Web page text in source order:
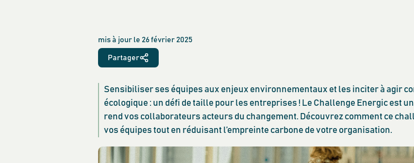
mis à jour le 26 février 2025
Partager
Sensibiliser ses équipes aux enjeux environnementaux et les inciter à agir
écologique : un défi de taille pour les entreprises ! Le Challenge Energic est
rend vos collaborateurs acteurs du changement. Découvrez comment ce
vos équipes tout en réduisant l’empreinte carbone de votre organisation.